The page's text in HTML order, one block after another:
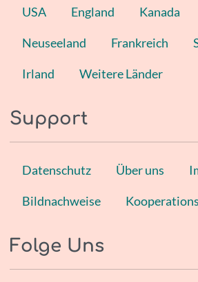
USA England Kanada
Neuseeland Frankreich
Irland Weitere Länder
Support
Datenschutz Über uns
Bildnachweise
Folge Uns